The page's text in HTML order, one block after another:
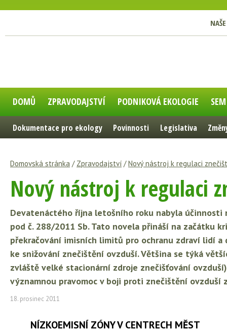
DOMŮ ZPRAVODAJSTVÍ PODNIKOVÁ EKOLOGIE
Dokumentace pro ekology Povinnosti Legislativa
Domovská stránka / Zpravodajství /Nový nástroj k regulaci
Nový nástroj k regulaci
Devatenáctého října letošního roku nabyla účinnosti
pod č. 288/2011 Sb. Tato novela přináší na začátku
překračování imisních limitů pro ochranu zdraví lidí
ke snižování znečištění ovzduší. Většina se týká
zvláště velké stacionární zdroje znečišťování
významnou pravomoc v boji proti znečištění ovzduší
18. prosinec 2011
NÍZKOEMISNÍ ZÓNY V CENTRECH MĚST